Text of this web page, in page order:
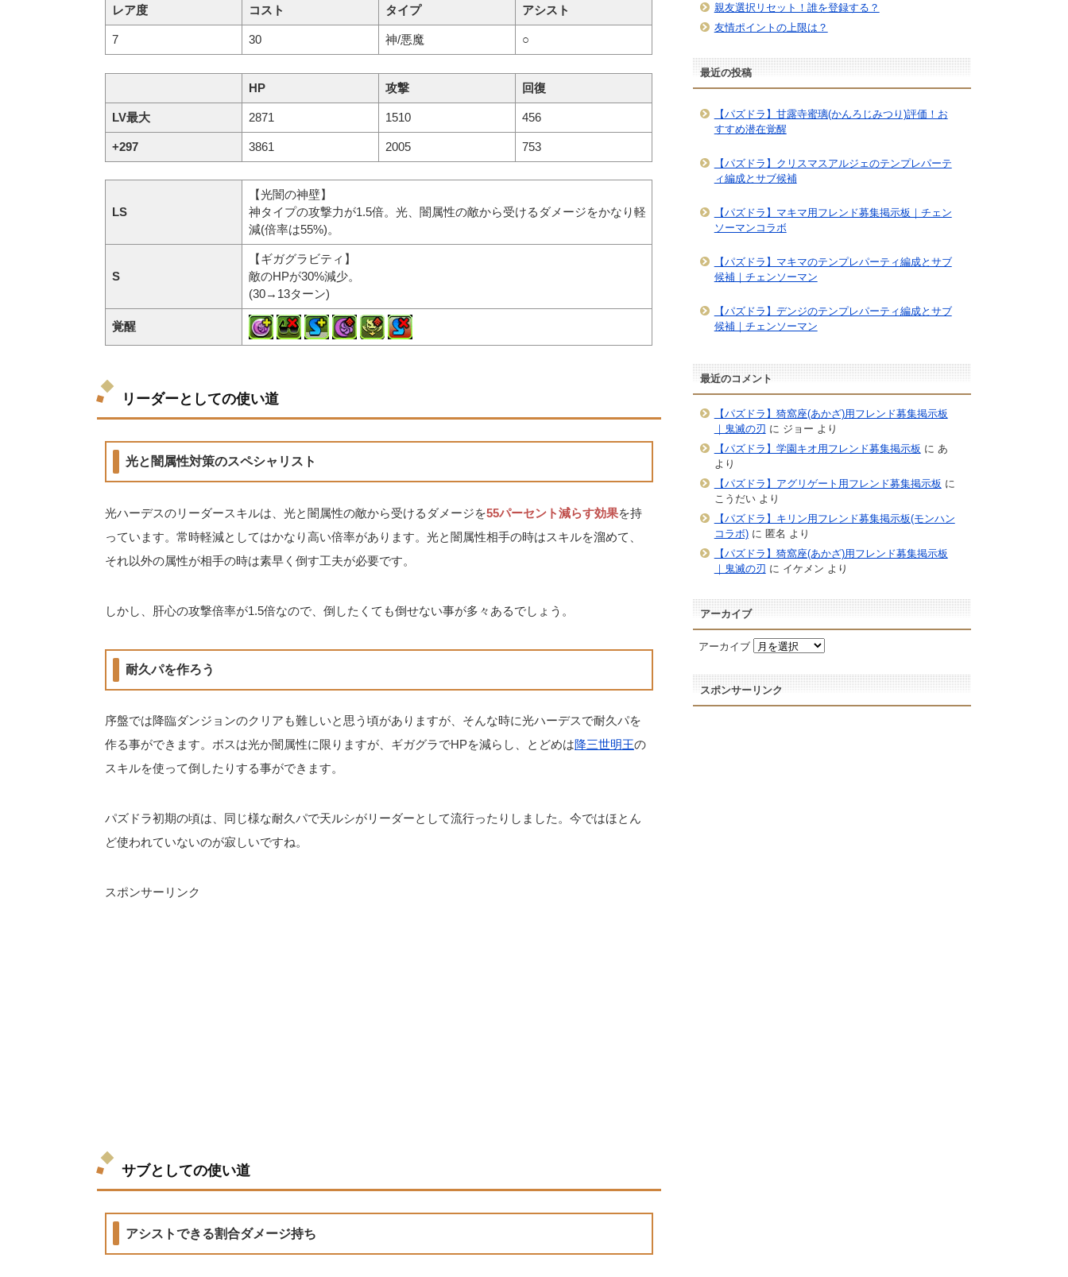
レア度 コスト タイプ アシスト
7 30 神/悪魔 ○
HP 攻撃 回復
LV最大 2871 1510 456
+297 3861 2005 753
LS
【光闇の神壁】
神タイプの攻撃力が1.5倍。光、闇属性の敵から受けるダメージをかなり軽
減(倍率は55%)。
S
【ギガグラビティ】
敵のHPが30%減少。
(30→13ターン)
覚醒
リーダーとしての使い道
光と闇属性対策のスペシャリスト
光ハーデスのリーダースキルは、光と闇属性の敵から受けるダメージを55パーセント減らす効果を持
っています。常時軽減としてはかなり高い倍率があります。光と闇属性相手の時はスキルを溜めて、
それ以外の属性が相手の時は素早く倒す工夫が必要です。
しかし、肝心の攻撃倍率が1.5倍なので、倒したくても倒せない事が多々あるでしょう。
耐久パを作ろう
序盤では降臨ダンジョンのクリアも難しいと思う頃がありますが、そんな時に光ハーデスで耐久パを
作る事ができます。ボスは光か闇属性に限りますが、ギガグラでHPを減らし、とどめは降三世明王の
スキルを使って倒したりする事ができます。
パズドラ初期の頃は、同じ様な耐久パで天ルシがリーダーとして流行ったりしました。今ではほとん
ど使われていないのが寂しいですね。
スポンサーリンク
サブとしての使い道
アシストできる割合ダメージ持ち
親友選択リセット！誰を登録する？
友情ポイントの上限は？
最近の投稿
【パズドラ】甘露寺蜜璃(かんろじみつり)評価！お
すすめ潜在覚醒
【パズドラ】クリスマスアルジェのテンプレパーテ
ィ編成とサブ候補
【パズドラ】マキマ用フレンド募集掲示板｜チェン
ソーマンコラボ
【パズドラ】マキマのテンプレパーティ編成とサブ
候補｜チェンソーマン
【パズドラ】デンジのテンプレパーティ編成とサブ
候補｜チェンソーマン
最近のコメント
【パズドラ】猗窩座(あかざ)用フレンド募集掲示板
｜鬼滅の刃 に ジョー より
【パズドラ】学園キオ用フレンド募集掲示板 に あ
より
【パズドラ】アグリゲート用フレンド募集掲示板 に
こうだいより
【パズドラ】キリン用フレンド募集掲示板(モンハン
コラボ)に 匿名 より
【パズドラ】猗窩座(あかざ)用フレンド募集掲示板
｜鬼滅の刃 に イケメン より
アーカイブ
アーカイブ
スポンサーリンク